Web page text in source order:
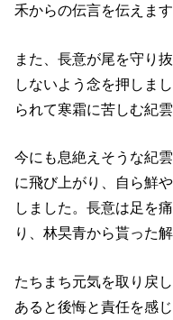
禾からの伝言を伝えます
また、長意が尾を守り
しないよう念を押しま
られて寒霜に苦しむ紀
今にも息絶えそうな紀
に飛び上がり、自ら鮮
しました。長意は足を
り、林旲青から貰った
たちまち元気を取り戻
あると後悔と責任を感